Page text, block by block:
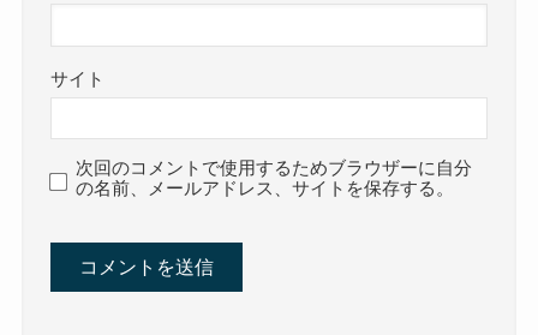
サイト
次回のコメントで使用するためブラウザーに自分
の名前、メールアドレス、サイトを保存する。